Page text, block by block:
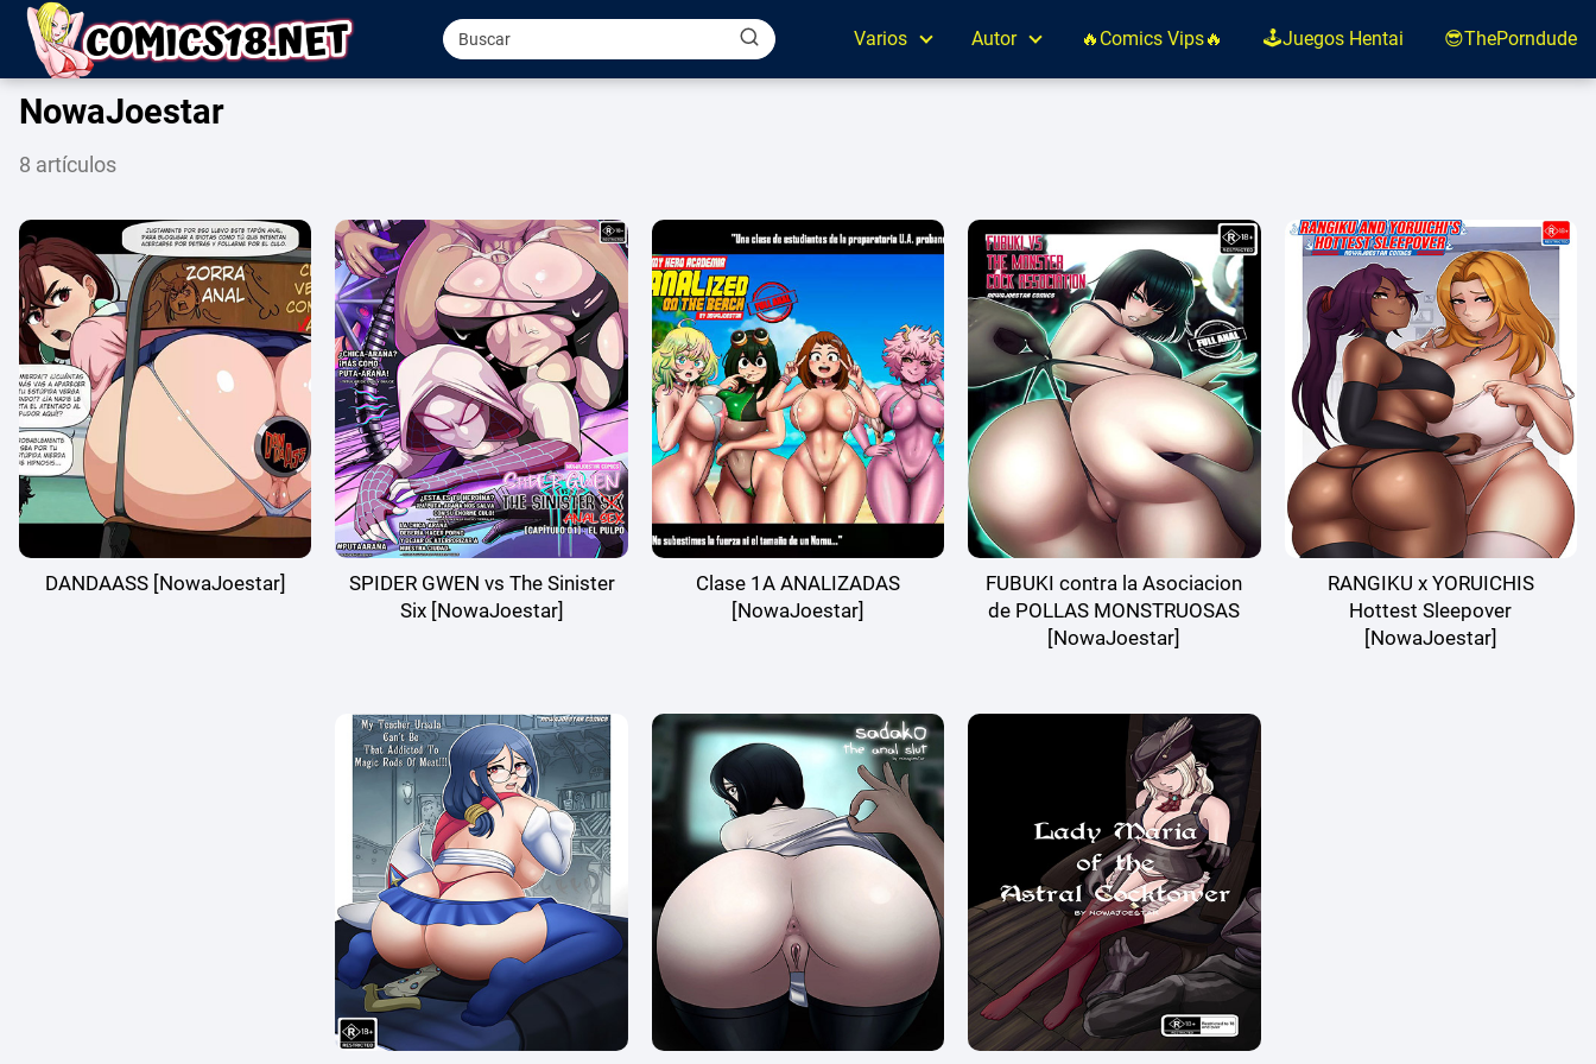
Varios Autor 🔥Comics Vips🔥 🕹️Juegos Hentai 😎ThePorndude
NowaJoestar
8 artículos
DANDAASS [NowaJoestar]
SPIDER GWEN vs The Sinister
Six [NowaJoestar]
Clase 1A ANALIZADAS
[NowaJoestar]
FUBUKI contra la Asociacion
de POLLAS MONSTRUOSAS
[NowaJoestar]
RANGIKU x YORUICHIS
Hottest Sleepover
[NowaJoestar]